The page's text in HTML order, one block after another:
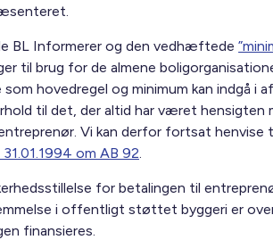
BL Informerer og den vedhæftede
brug for de almene
hovedregel og minimum kan indgå i
til det, der altid har været hensigten
Vi kan derfor fortsat
om AB 92.
for betalingen til
i offentligt støttet byggeri er
finansieres.